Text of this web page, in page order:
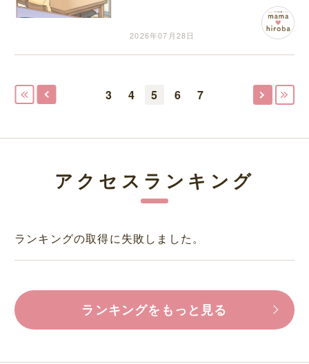
義母に開いた口が塞がらない
2026年07月28日
3 4 5 6 7
アクセスランキング
ランキングの取得に失敗しました。
ランキングをもっと見る